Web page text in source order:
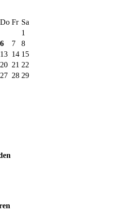
Do Fr Sa
1
6
7
8
13 14 15
20 21 22
27 28 29